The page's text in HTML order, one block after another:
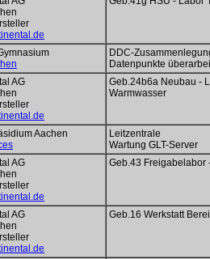
DDC-
Datenpunkte
AG
Geb.24b6a Neubau -
Warmwasser
Aachen
Leitzentrale
Wartung GLT-Server
AG
Geb.43 Freigabelabor
AG
Geb.16 Werkstatt